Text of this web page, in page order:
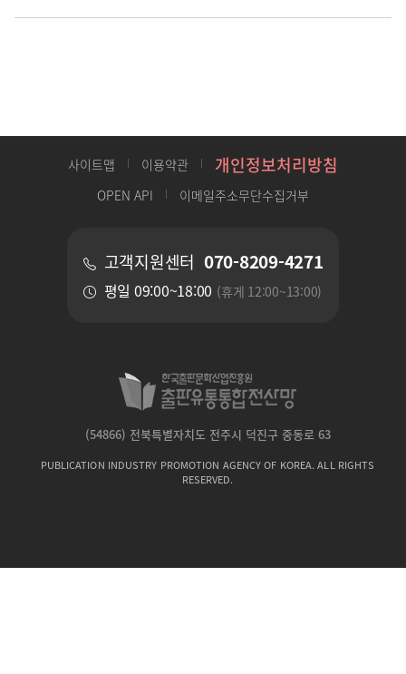
사이트맵 이용약관 개인정보처리방침
OPEN API 이메일주소무단수집거부
고객지원센터 070-8209-4271
평일 09:00~18:00 (휴게 12:00~13:00)
(54866) 전북특별자치도 전주시 덕진구 중동로 63
PUBLICATION INDUSTRY PROMOTION AGENCY OF KOREA. ALL RIGHTS
RESERVED.